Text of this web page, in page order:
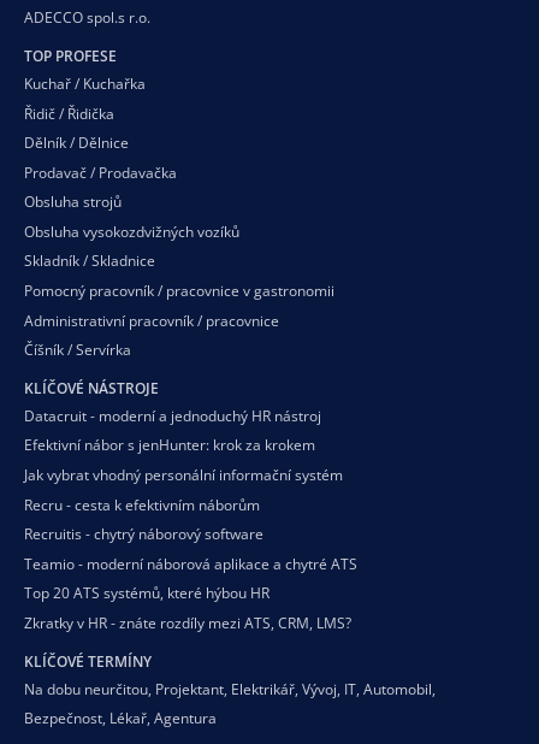
ADECCO spol.s r.o.
TOP PROFESE
Kuchař / Kuchařka
Řidič / Řidička
Dělník / Dělnice
Prodavač / Prodavačka
Obsluha strojů
Obsluha vysokozdvižných vozíků
Skladník / Skladnice
Pomocný pracovník / pracovnice v gastronomii
Administrativní pracovník / pracovnice
Číšník / Servírka
KLÍČOVÉ NÁSTROJE
Datacruit - moderní a jednoduchý HR nástroj
Efektivní nábor s jenHunter: krok za krokem
Jak vybrat vhodný personální informační systém
Recru - cesta k efektivním náborům
Recruitis - chytrý náborový software
Teamio - moderní náborová aplikace a chytré ATS
Top 20 ATS systémů, které hýbou HR
Zkratky v HR - znáte rozdíly mezi ATS, CRM, LMS?
KLÍČOVÉ TERMÍNY
Na dobu neurčitou, Projektant, Elektrikář, Vývoj, IT, Automobil,
Bezpečnost, Lékař, Agentura